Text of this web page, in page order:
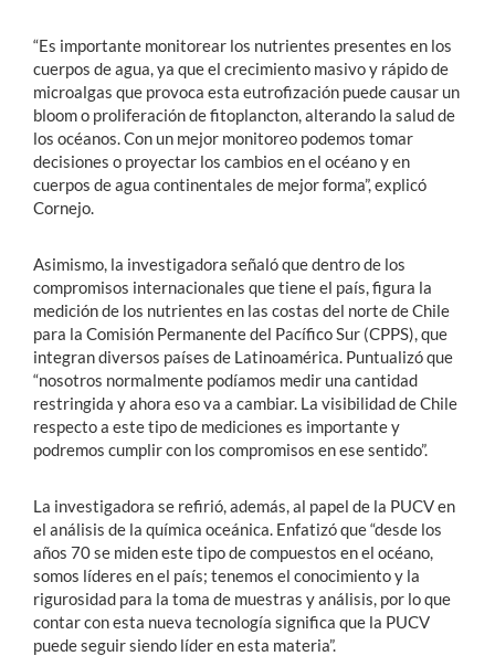
“Es importante monitorear los nutrientes presentes en los
cuerpos de agua, ya que el crecimiento masivo y rápido de
microalgas que provoca esta eutrofización puede causar un
bloom o proliferación de fitoplancton, alterando la salud de
los océanos. Con un mejor monitoreo podemos tomar
decisiones o proyectar los cambios en el océano y en
cuerpos de agua continentales de mejor forma”, explicó
Cornejo.
Asimismo, la investigadora señaló que dentro de los
compromisos internacionales que tiene el país, figura la
medición de los nutrientes en las costas del norte de Chile
para la Comisión Permanente del Pacífico Sur (CPPS), que
integran diversos países de Latinoamérica. Puntualizó que
“nosotros normalmente podíamos medir una cantidad
restringida y ahora eso va a cambiar. La visibilidad de Chile
respecto a este tipo de mediciones es importante y
podremos cumplir con los compromisos en ese sentido”.
La investigadora se refirió, además, al papel de la PUCV en
el análisis de la química oceánica. Enfatizó que “desde los
años 70 se miden este tipo de compuestos en el océano,
somos líderes en el país; tenemos el conocimiento y la
rigurosidad para la toma de muestras y análisis, por lo que
contar con esta nueva tecnología significa que la PUCV
puede seguir siendo líder en esta materia”.